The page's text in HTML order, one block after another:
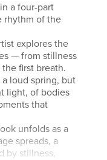
a four-part
rhythm of the
explores the
— from stillness
first breath.
loud spring, but
light, of bodies
that
unfolds as a
spreads, a
by stillness,